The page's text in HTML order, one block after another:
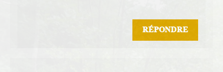
RÉPONDRE